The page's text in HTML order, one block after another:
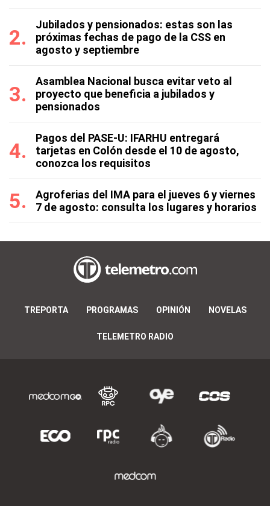
Jubilados y pensionados: estas son las
próximas fechas de pago de la CSS en
agosto y septiembre
Asamblea Nacional busca evitar veto al
proyecto que beneficia a jubilados y
pensionados
Pagos del PASE-U: IFARHU entregará
tarjetas en Colón desde el 10 de agosto,
conozca los requisitos
Agroferias del IMA para el jueves 6 y viernes
7 de agosto: consulta los lugares y horarios
TREPORTA PROGRAMAS OPINIÓN NOVELAS
TELEMETRO RADIO